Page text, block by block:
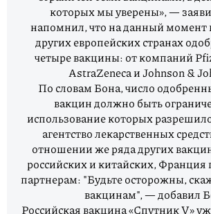
которых мы уверены», —
напомнил, что на данный момент
других европейских странах
четыре вакцины: от компаний
AstraZeneca и Johnson &
По словам Бона, число
вакцин должно быть
использование которых
агентство лекарственных
отношении же ряда других
российских и китайских, Франция
партнерам: "Будьте осторожны,
вакцинам", — добавил
Российская вакцина «Спутник V»